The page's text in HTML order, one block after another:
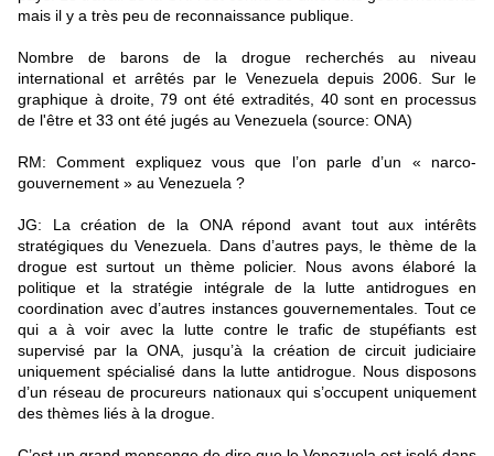
mais il y a très peu de reconnaissance publique.
Nombre de barons de la drogue recherchés au niveau
international et arrêtés par le Venezuela depuis 2006. Sur le
graphique à droite, 79 ont été extradités, 40 sont en processus
de l'être et 33 ont été jugés au Venezuela (source: ONA)
RM: Comment expliquez vous que l’on parle d’un « narco-
gouvernement » au Venezuela ?
JG: La création de la ONA répond avant tout aux intérêts
stratégiques du Venezuela. Dans d’autres pays, le thème de la
drogue est surtout un thème policier. Nous avons élaboré la
politique et la stratégie intégrale de la lutte antidrogues en
coordination avec d’autres instances gouvernementales. Tout ce
qui a à voir avec la lutte contre le trafic de stupéfiants est
supervisé par la ONA, jusqu’à la création de circuit judiciaire
uniquement spécialisé dans la lutte antidrogue. Nous disposons
d’un réseau de procureurs nationaux qui s’occupent uniquement
des thèmes liés à la drogue.